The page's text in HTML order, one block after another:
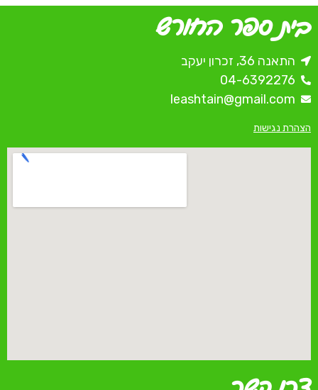
בית ספר החורש
התאנה 36, זכרון יעקב
04-6392276
leashtain@gmail.com
הצהרת נגישות